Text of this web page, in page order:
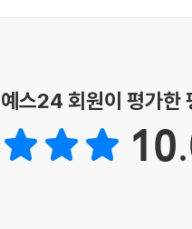
스24 회원이 평가한